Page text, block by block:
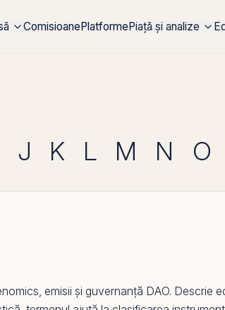
ComisioanePlatformePiață și analize
J K L M N O
, emisii și guvernanță DAO. Descrie